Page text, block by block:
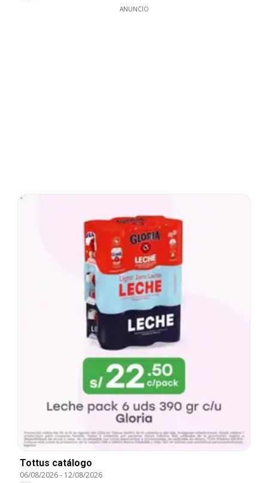
ANUNCIO
Tottus catálogo
06/08/2026- 12/08/2026